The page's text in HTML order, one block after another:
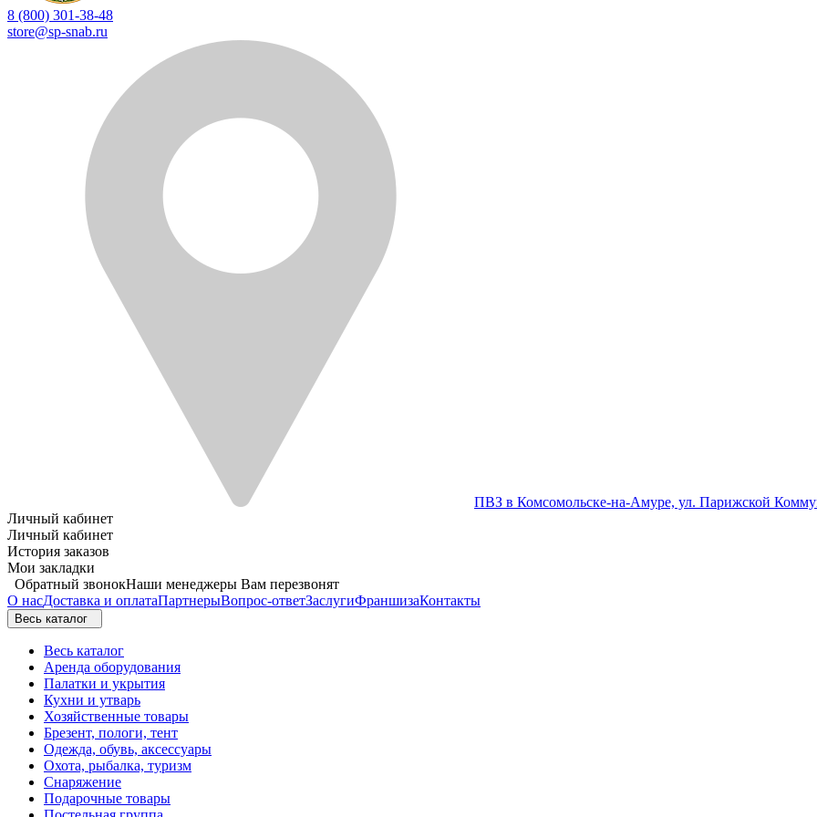
8 (800) 301-38-48
store@sp-snab.ru
ПВЗ в Комсомольске-на-Амуре, ул. Парижской
Личный кабинет
Личный кабинет
История заказов
Мои закладки
Обратный звонокНаши менеджеры Вам перезвонят
О насДоставка и оплатаПартнерыВопрос-ответЗаслугиФраншизаКонтакты
Весь каталог
Весь каталог
Аренда оборудования
Палатки и укрытия
Кухни и утварь
Хозяйственные товары
Брезент, пологи, тент
Одежда, обувь, аксессуары
Охота, рыбалка, туризм
Снаряжение
Подарочные товары